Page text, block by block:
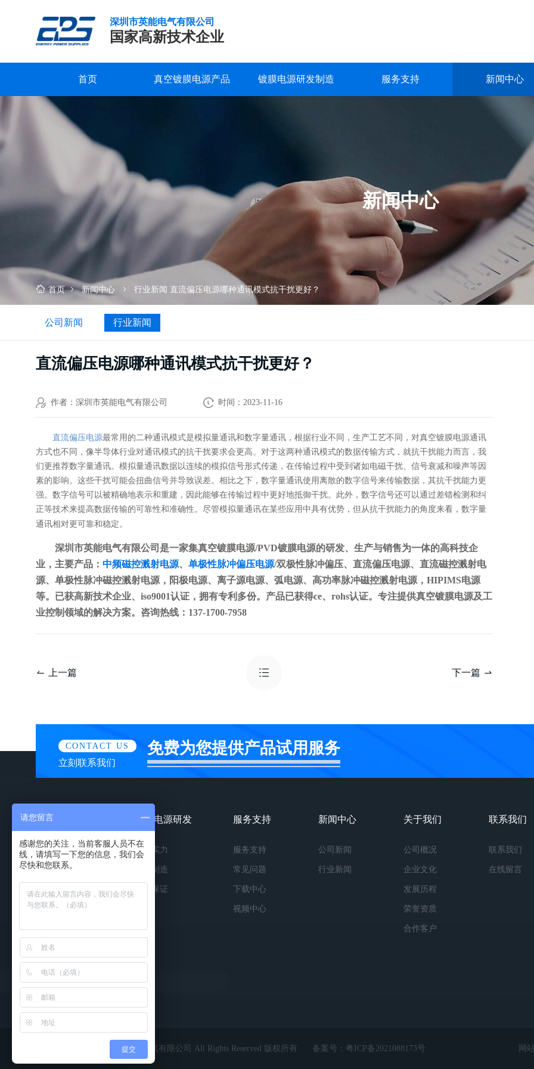
深圳市英能电气有限公司
国家高新技术企业
首页 真空镀膜电源产品 镀膜电源研发制造
研发实力
品质保证
了解更多
服务支持
服务支持
下载中心
了解更多
新闻中心
公司新闻
了解更多
公司概况
发展历程
了解更多
联系我们
了解更多
偏
压
通
干
新闻中心
首页 新闻中心 行业新闻 直流偏压电源哪种通讯模式抗干扰更好？
公司新闻 行业新闻
直流偏压电源哪种通讯模式抗干扰更好？
作者：深圳市英能电气有限公司 时间：2023-11-16
直流偏压电源最常用的二种通讯模式是模拟量通讯和数字量通讯，根据行业不同，生产工艺不同，对真空镀膜电源通讯
方式也不同，像半导体行业对通讯模式的抗干扰要求会更高。对于这两种通讯模式的数据传输方式，就抗干扰能力而言，我
们更推荐数字量通讯。模拟量通讯数据以连续的模拟信号形式传递，在传输过程中受到诸如电磁干扰、信号衰减和噪声等因
素的影响。这些干扰可能会扭曲信号并导致误差。相比之下，数字量通讯使用离散的数字信号来传输数据，其抗干扰能力更
强。数字信号可以被精确地表示和重建，因此能够在传输过程中更好地抵御干扰。此外，数字信号还可以通过差错检测和纠
正等技术来提高数据传输的可靠性和准确性。尽管模拟量通讯在某些应用中具有优势，但从抗干扰能力的角度来看，数字量
通讯相对更可靠和稳定。
深圳市英能电气有限公司是一家集真空镀膜电源/PVD镀膜电源的研发、生产与销售为一体的高科技企
业，主要产品： 中频磁控溅射电源、 单极性脉冲偏压电源/双极性脉冲偏压、直流偏压电源、直流磁控溅射电
源、单极性脉冲磁控溅射电源，阳极电源、离子源电源、弧电源、高功率脉冲磁控溅射电源，HIPIMS电源
等。已获高新技术企业、iso9001认证，拥有专利多份。产品已获得ce、rohs认证。专注提供真空镀膜电源及工
业控制领域的解决方案。咨询热线：137-1700-7958
上一篇 下一篇
CONTACT US
立刻联系我们
免费为您提供产品试用服务
镀膜电源产品
按种类
按功率
按应用
镀膜电源研发
研发实力
精工制造
品质保证
服务支持
服务支持
常见问题
下载中心
视频中心
新闻中心
公司新闻
行业新闻
关于我们
公司概况
企业文化
发展历程
荣誉资质
合作客户
联系我们
联系我们
在线留言
Copyright © 2022 深圳市英能电气有限公司 All Rights Reserved 版权所有 备案号： 粤ICP备2021088173号 网
请您留言
感谢您的关注，当前客服人员不在
线，请填写一下您的信息，我们会
尽快和您联系。
提交